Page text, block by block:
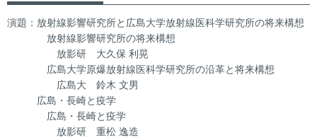
演題：放射線影響研究所と広島大学放射線医科学研究所の将来構想
放射線影響研究所の将来構想
放影研 大久保 利晃
広島大学原爆放射線医科学研究所の沿革と将来構想
広島大 鈴木 文男
広島・長崎と疫学
広島・長崎と疫学
放影研 重松 逸造